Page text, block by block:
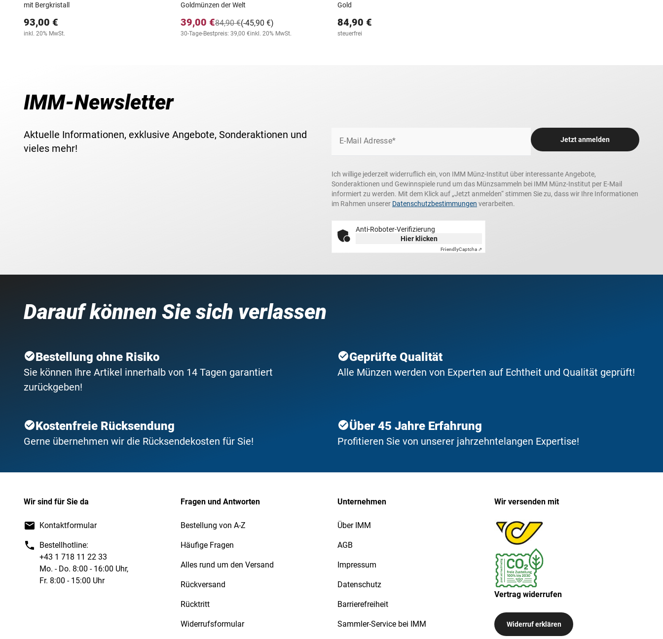
mit Bergkristall
93,00 €
inkl. 20% MwSt.
Goldmünzen der Welt
39,00 € (-45,90 €)
84,90 €
30-Tage-Bestpreis: 39,00 €inkl. 20% MwSt.
Gold
84,90 €
steuerfrei
IMM-Newsletter
Aktuelle Informationen, exklusive Angebote, Sonderaktionen und
vieles mehr!
E-Mail Adresse* Jetzt anmelden
Ich willige jederzeit widerruflich ein, von IMM Münz-Institut über interessante Angebote,
Sonderaktionen und Gewinnspiele rund um das Münzsammeln bei IMM Münz-Institut per E-Mail
informiert zu werden. Mit dem Klick auf „Jetzt anmelden“ stimmen Sie zu, dass wir Ihre Informationen
im Rahmen unserer Datenschutzbestimmungen verarbeiten.
Anti-Roboter-Verifizierung
Hier klicken
FriendlyCaptcha ⇗
Darauf können Sie sich verlassen
Bestellung ohne Risiko
Sie können Ihre Artikel innerhalb von 14 Tagen garantiert
zurückgeben!
Geprüfte Qualität
Alle Münzen werden von Experten auf Echtheit und Qualität geprüft!
Kostenfreie Rücksendung
Gerne übernehmen wir die Rücksendekosten für Sie!
Über 45 Jahre Erfahrung
Profitieren Sie von unserer jahrzehntelangen Expertise!
Wir sind für Sie da
Kontaktformular
Bestellhotline:
+43 1 718 11 22 33
Mo. - Do. 8:00 - 16:00 Uhr,
Fr. 8:00 - 15:00 Uhr
Fragen und Antworten
Bestellung von A-Z
Häufige Fragen
Alles rund um den Versand
Rückversand
Rücktritt
Widerrufsformular
Unternehmen
Über IMM
AGB
Impressum
Datenschutz
Barrierefreiheit
Sammler-Service bei IMM
Wir versenden mit
Vertrag widerrufen
Widerruf erklären